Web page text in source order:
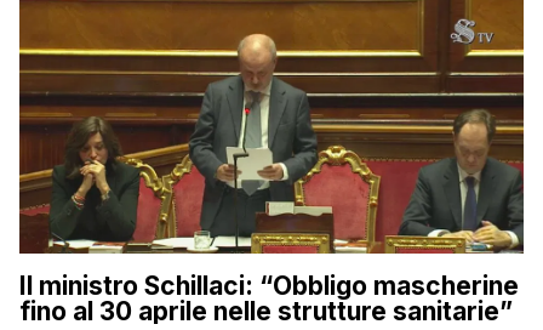
Il ministro Schillaci: “Obbligo mascherine
fino al 30 aprile nelle strutture sanitarie”